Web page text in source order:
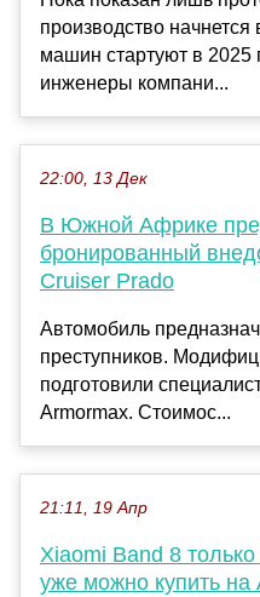
производство
машин стартуют в 2025
инженеры компани...
22:00, 13 Дек
В Южной Африке
бронированный
Cruiser Prado
Автомобиль
преступников.
подготовили
Armormax. Стоимос...
21:11, 19 Апр
Xiaomi Band 8
уже можно купить на